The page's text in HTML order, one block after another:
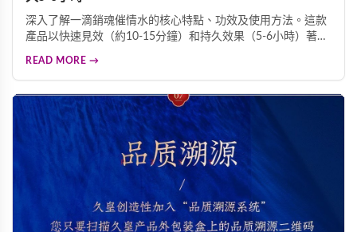
深入了解一滴銷魂催情水的核心特點、功效及使用方法。這款
產品以快速見效（約10-15分鐘）和持久效果（5-6小時）著
READ MORE →